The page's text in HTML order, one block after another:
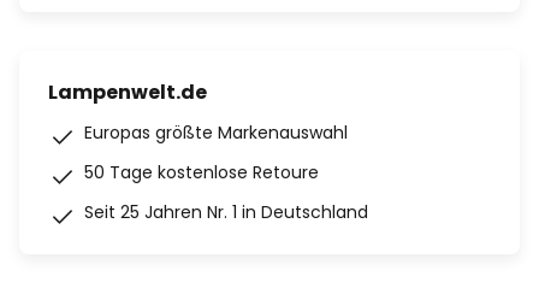
Lampenwelt.de
Europas größte Markenauswahl
50 Tage kostenlose Retoure
Seit 25 Jahren Nr. 1 in Deutschland